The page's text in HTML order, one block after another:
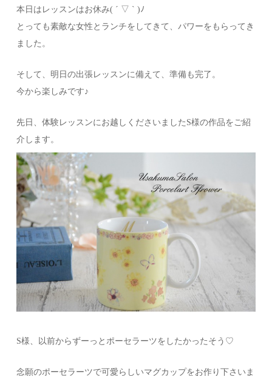
本日はレッスンはお休み( ´ ▽ ` )ﾉ
とっても素敵な女性とランチをしてきて、パワーをもらってき
ました。
そして、明日の出張レッスンに備えて、準備も完了。
今から楽しみです♪
先日、体験レッスンにお越しくださいましたS様の作品をご紹
介します。
S様、以前からずーっとポーセラーツをしたかったそう♡
念願のポーセラーツで可愛らしいマグカップをお作り下さいま